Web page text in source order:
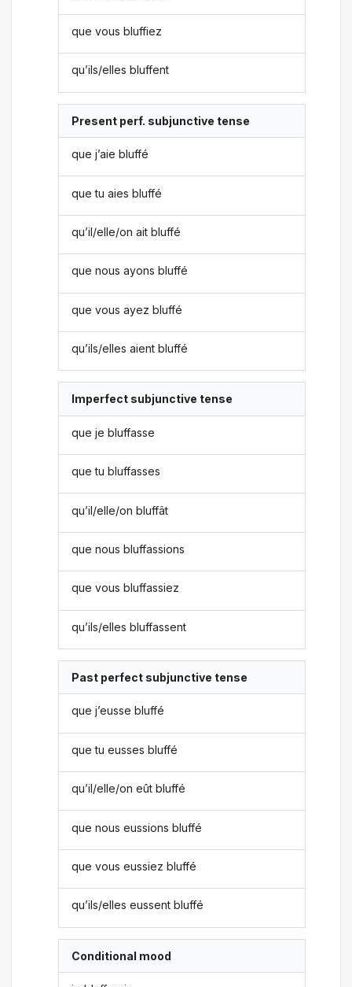
que vous bluffiez
qu’ils/elles bluffent
Present perf. subjunctive tense
que j’aie bluffé
que tu aies bluffé
qu’il/elle/on ait bluffé
que nous ayons bluffé
que vous ayez bluffé
qu’ils/elles aient bluffé
Imperfect subjunctive tense
que je bluffasse
que tu bluffasses
qu’il/elle/on bluffât
que nous bluffassions
que vous bluffassiez
qu’ils/elles bluffassent
Past perfect subjunctive tense
que j’eusse bluffé
que tu eusses bluffé
qu’il/elle/on eût bluffé
que nous eussions bluffé
que vous eussiez bluffé
qu’ils/elles eussent bluffé
Conditional mood